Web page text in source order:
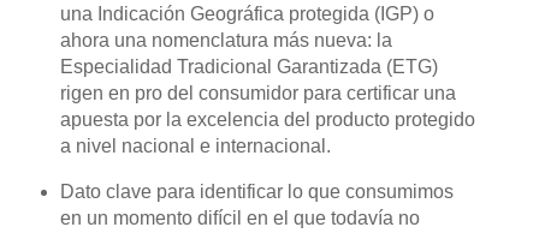
una Indicación Geográfica protegida (IGP) o
ahora una nomenclatura más nueva: la
Especialidad Tradicional Garantizada (ETG)
rigen en pro del consumidor para certificar una
apuesta por la excelencia del producto protegido
a nivel nacional e internacional.
Dato clave para identificar lo que consumimos
en un momento difícil en el que todavía no